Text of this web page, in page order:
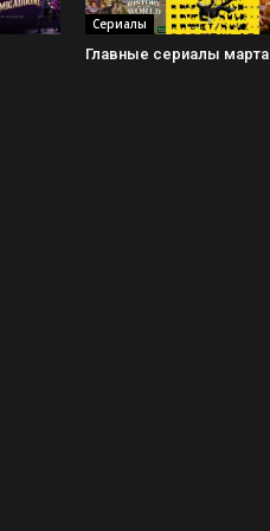
Сериалы
Главные сериалы марта